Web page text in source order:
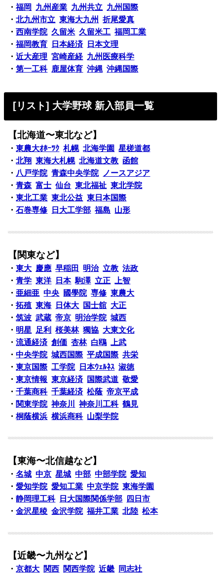
・福岡 九州産業 九州共立 九州国際
・北九州市立 東海大九州
折尾愛真
・西南学院 久留米 久留米工 福岡工業
・福岡教育 日本経済
日本文理
・近大産理 宮崎産経 九州医療科学
・第一工科 鹿屋体育 沖縄 沖縄国際
[リスト] 大学野球 新入部員一覧
【北海道〜東北など】
・東農大ｵﾎｰﾂｸ 札幌 北海学園
星槎道都
・北翔 東海大札幌 北海道文教 函館
・ 八戸学院 青森中央学院
ノースアジア
・青森 富士 仙台 東北福祉 東北学院
・東北工業 東北公益 東日本国際
・石巻専修 日大工学部 福島 山形
【関東など】
・東大 慶應 早稲田 明治 立教 法政
・青学 東洋 日本 駒澤 立正
上智
・ 亜細亜 中央 國學院 専修 東農大
・拓殖 東海 日体大 国士舘 大正
・筑波 武蔵 帝京 明治学院 城西
・ 明星 足利 桜美林 獨協 大東文化
・流通経済 創価 杏林 白鴎
上武
・中央学院 城西国際 平成国際 共栄
・東京国際 工学院 日本ｳｪﾙﾈｽ 淑徳
・東京情報 東京経済 国際武道 敬愛
・千葉商科 千葉経済 松蔭 帝京平成
・ 関東学院 神奈川 神奈川工科 鶴見
・桐蔭横浜 横浜商科 山梨学院
【東海〜北信越など】
・名城 中京 星城 中部 中部学院 愛知
・愛知学院 愛知工業 中京学院 東海学園
・静岡理工科 日大国際関係学部
四日市
・金沢星稜 金沢学院 福井工業 北陸 松本
【近畿〜九州など】
・京都大 関西 関西学院 近畿 同志社